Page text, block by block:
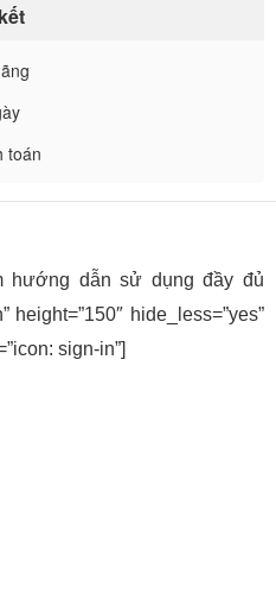
toán
hướng dẫn sử dụng đầy đủ
height=”150″ hide_less=”yes”
sign-in”]